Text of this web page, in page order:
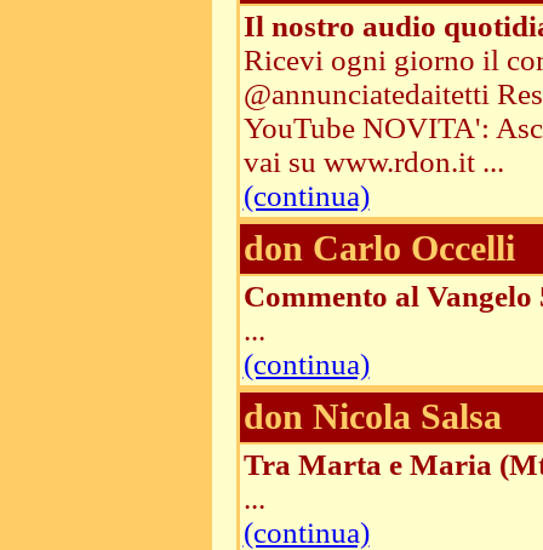
Il nostro audio
Ricevi ogni giorno il
@annunciatedaitetti
YouTube NOVITA':
vai su www.rdon.it ...
(continua)
don Carlo Occelli
Commento al Vangelo
...
(continua)
don Nicola Salsa
Tra Marta e Maria
...
(continua)